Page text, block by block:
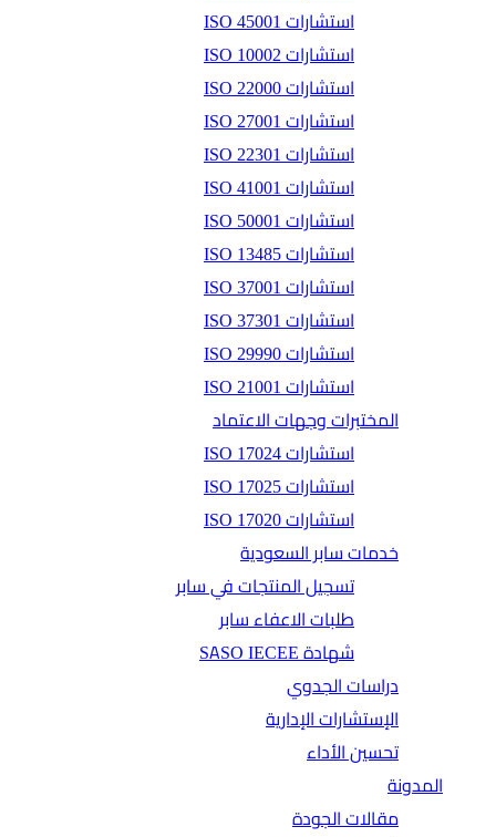
استشارات ISO 45001
استشارات ISO 10002
استشارات ISO 22000
استشارات ISO 27001
استشارات ISO 22301
استشارات ISO 41001
استشارات ISO 50001
استشارات ISO 13485
استشارات ISO 37001
استشارات ISO 37301
استشارات ISO 29990
استشارات ISO 21001
المختبرات وجهات الاعتماد
استشارات ISO 17024
استشارات ISO 17025
استشارات ISO 17020
خدمات سابر السعودية
تسجيل المنتجات في سابر
طلبات الاعفاء سابر
شهادة SASO IECEE
دراسات الجدوي
الإستشارات الإدارية
تحسين الأداء
المدونة
مقالات الجودة